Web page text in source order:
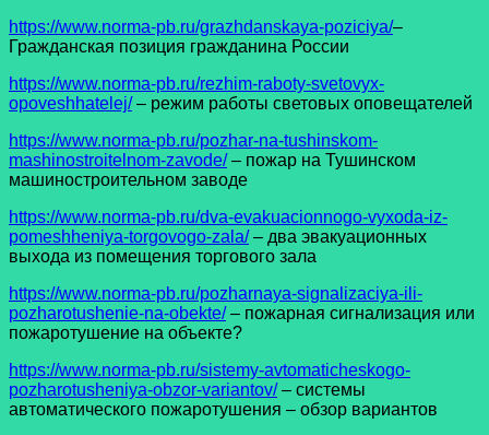
https://www.norma-pb.ru/grazhdanskaya-poziciya/–
Гражданская позиция гражданина России
https://www.norma-pb.ru/rezhim-raboty-svetovyx-
opoveshhatelej/– режим работы световых оповещателей
https://www.norma-pb.ru/pozhar-na-tushinskom-
mashinostroitelnom-zavode/– пожар на Тушинском
машиностроительном заводе
https://www.norma-pb.ru/dva-evakuacionnogo-vyxoda-iz-
pomeshheniya-torgovogo-zala/– два эвакуационных
выхода из помещения торгового зала
https://www.norma-pb.ru/pozharnaya-signalizaciya-ili-
pozharotushenie-na-obekte/– пожарная сигнализация или
пожаротушение на объекте?
https://www.norma-pb.ru/sistemy-avtomaticheskogo-
pozharotusheniya-obzor-variantov/– системы
автоматического пожаротушения – обзор вариантов